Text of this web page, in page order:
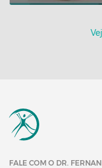
FALE COM O DR.